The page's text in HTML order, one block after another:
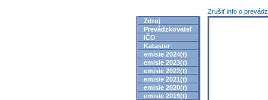
Zrušiť info o
Zdroj
Prevádzkovateľ
IČO
Kataster
emisie 2024(t)
emisie 2023(t)
emisie 2022(t)
emisie 2021(t)
emisie 2020(t)
emisie 2019(t)